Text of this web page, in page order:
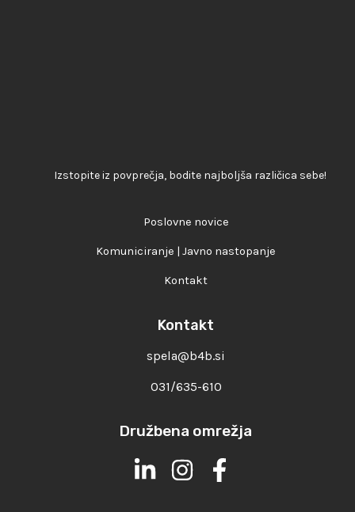
Izstopite iz povprečja, bodite najboljša različica sebe!
Poslovne novice
Komuniciranje | Javno nastopanje
Kontakt
Kontakt
spela@b4b.si
031/635-610
Družbena omrežja